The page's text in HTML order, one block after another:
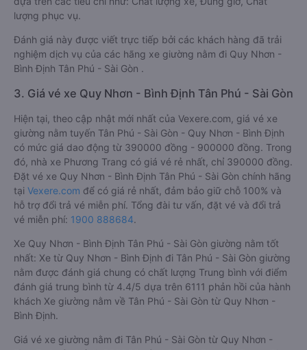
lượng phục vụ.
Đánh giá này được viết trực tiếp bởi các khách hàng đã trải
nghiệm dịch vụ của các hãng xe giường nằm đi Quy Nhơn -
Bình Định Tân Phú - Sài Gòn .
3. Giá vé xe Quy Nhơn - Bình Định Tân Phú - Sài Gòn
Hiện tại, theo cập nhật mới nhất của Vexere.com, giá vé xe
giường nằm tuyến Tân Phú - Sài Gòn - Quy Nhơn - Bình Định
có mức giá dao động từ 390000 đồng - 900000 đồng. Trong
đó, nhà xe Phương Trang có giá vé rẻ nhất, chỉ 390000 đồng.
Đặt vé xe Quy Nhơn - Bình Định Tân Phú - Sài Gòn chính hãng
tại Vexere.com để có giá rẻ nhất, đảm bảo giữ chỗ 100% và
hỗ trợ đổi trả vé miễn phí. Tổng đài tư vấn, đặt vé và đổi trả
vé miễn phí: 1900 888684.
Xe Quy Nhơn - Bình Định Tân Phú - Sài Gòn giường nằm tốt
nhất: Xe từ Quy Nhơn - Bình Định đi Tân Phú - Sài Gòn giường
nằm được đánh giá chung có chất lượng Trung bình với điểm
đánh giá trung bình từ 4.4/5 dựa trên 6111 phản hồi của hành
khách Xe giường nằm về Tân Phú - Sài Gòn từ Quy Nhơn -
Bình Định.
Giá vé xe giường nằm đi Tân Phú - Sài Gòn từ Quy Nhơn -